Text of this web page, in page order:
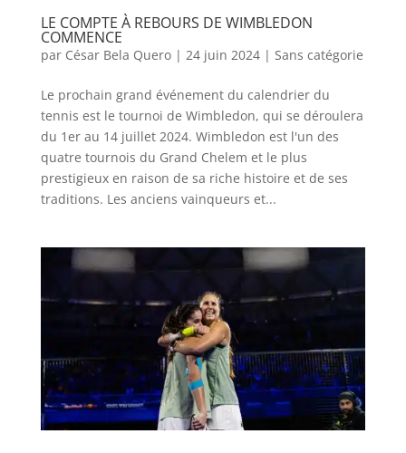
LE COMPTE À REBOURS DE WIMBLEDON
COMMENCE
par César Bela Quero| 24 juin 2024| Sans catégorie
Le prochain grand événement du calendrier du
tennis est le tournoi de Wimbledon, qui se déroulera
du 1er au 14 juillet 2024. Wimbledon est l'un des
quatre tournois du Grand Chelem et le plus
prestigieux en raison de sa riche histoire et de ses
traditions. Les anciens vainqueurs et...